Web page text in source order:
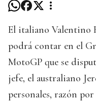
El italiano Valentino
podrá contar en el
MotoGP que se
jefe, el australiano
personales, razón